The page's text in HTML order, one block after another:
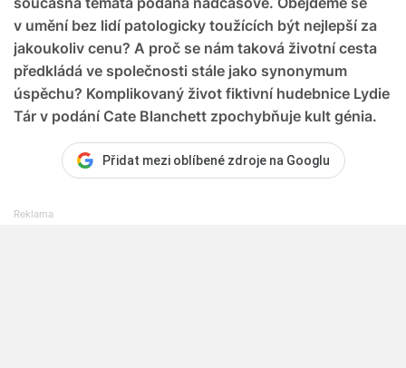
v umění bez lidí patologicky toužících být nejlepší za
jakoukoliv cenu? A proč se nám taková životní cesta
předkládá ve společnosti stále jako synonymum
úspěchu? Komplikovaný život fiktivní hudebnice Lydie
Tár v podání Cate Blanchett zpochybňuje kult génia.
Přidat mezi oblíbené zdroje na Googlu